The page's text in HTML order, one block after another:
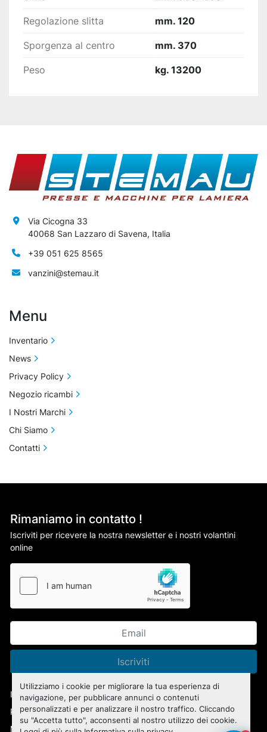
Utilizziamo i cookie per migliorare la tua esperienza di
navigazione, per pubblicare annunci o contenuti
personalizzati e per analizzare il nostro traffico. Cliccando
su "Accetta tutto", acconsenti al nostro utilizzo dei cookie.
Regolazione slitta mm. 120
Sporgenza al centro mm. 370
Peso kg. 13200
Rimaniamo in contatto !
Iscriviti per ricevere la nostra newsletter e i nostri volantini
online
Iscriviti
Informativa sulla privacy
Personalizza le preferenze sui Cookies
Machinio Systemsito web diMachinio
Via Cicogna 33
40068 San Lazzaro di Savena, Italia
+39 051 625 8565
vanzini@stemau.it
Menu
Inventario
News
Privacy Policy
Negozio ricambi
I Nostri Marchi
Chi Siamo
Contatti